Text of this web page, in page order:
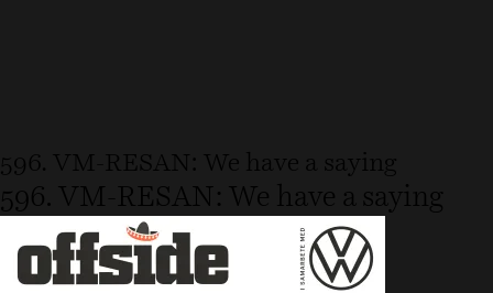
596. VM-RESAN: We have a saying
596. VM-RESAN: We have a saying